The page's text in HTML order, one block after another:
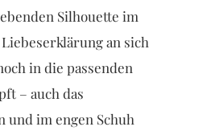
Silhouette im
an sich
in die passenden
– auch das
und im engen Schuh